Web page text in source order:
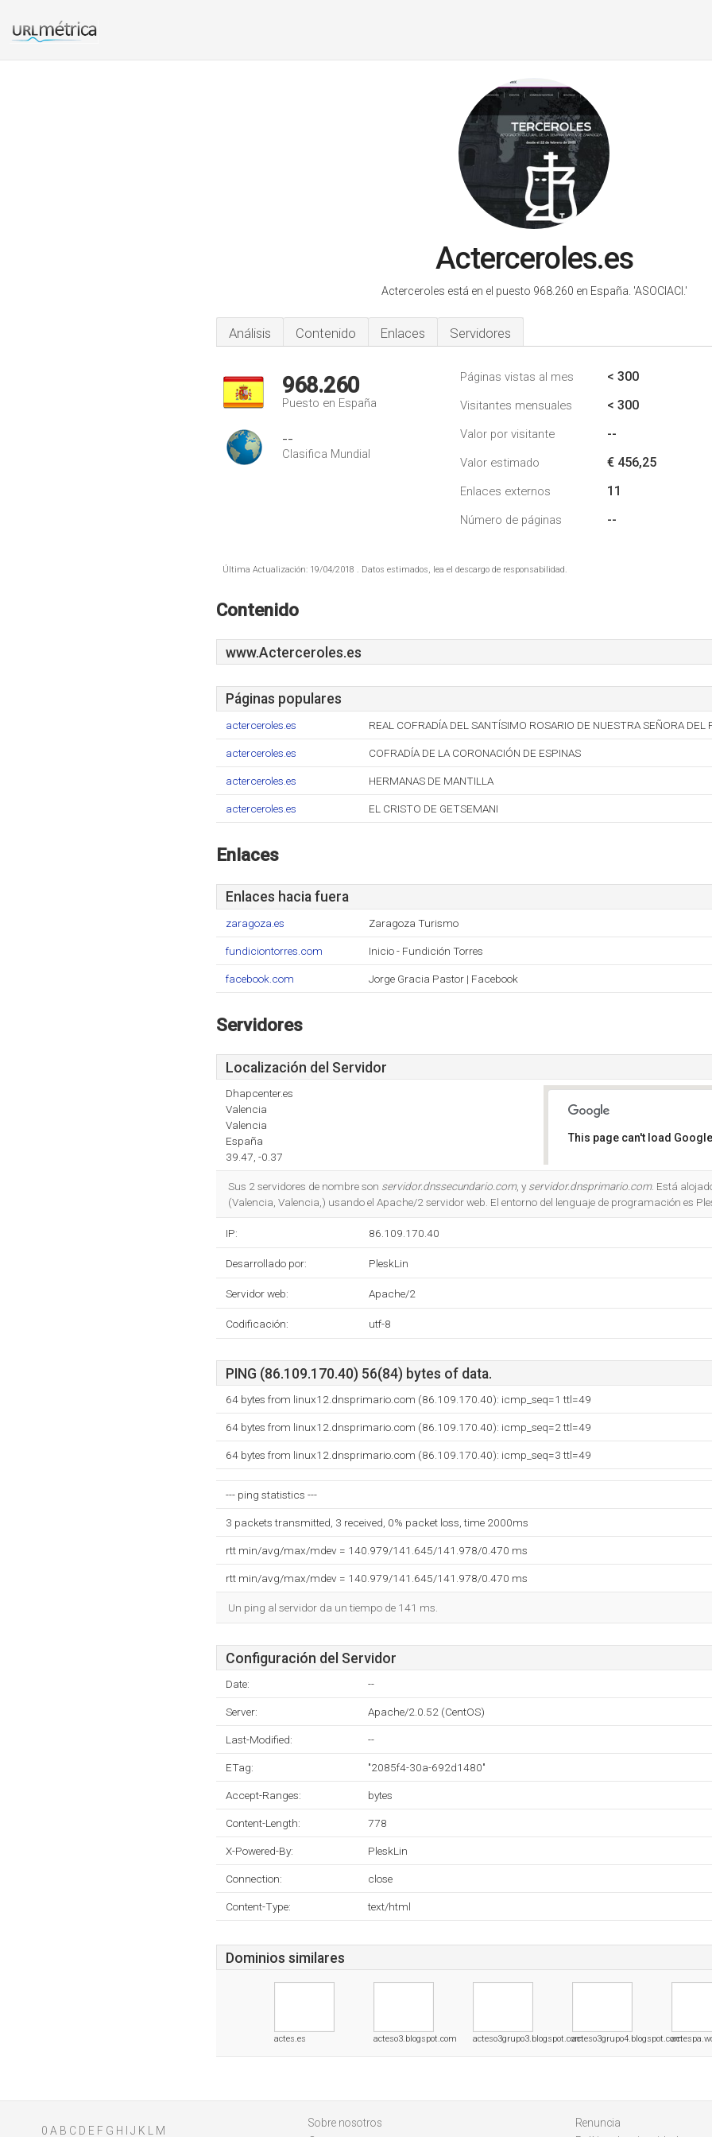
Acterceroles.es
Acterceroles está en el puesto 968.260 en España. 'ASOCIACI.'
Análisis Contenido Enlaces Servidores
968.260
Puesto en España
--
Clasifica Mundial
Páginas vistas al mes < 300
Visitantes mensuales < 300
Valor por visitante --
Valor estimado € 456,25
Enlaces externos 11
Número de páginas --
Última Actualización: 19/04/2018 . Datos estimados, lea el descargo de responsabilidad.
Contenido
www.Acterceroles.es
Páginas populares
acterceroles.es REAL COFRADÍA DEL SANTÍSIMO ROSARIO DE NUESTRA SEÑORA DEL
acterceroles.es COFRADÍA DE LA CORONACIÓN DE ESPINAS
acterceroles.es HERMANAS DE MANTILLA
acterceroles.es EL CRISTO DE GETSEMANI
Enlaces
Enlaces hacia fuera
zaragoza.es Zaragoza Turismo
fundiciontorres.com Inicio - Fundición Torres
facebook.com Jorge Gracia Pastor | Facebook
Servidores
Localización del Servidor
Dhapcenter.es
Valencia
Valencia
España
39.47, -0.37
This page can't load
Sus 2 servidores de nombre son servidor.dnssecundario.com, y servidor.dnsprimario.com. Está
(Valencia, Valencia,) usando el Apache/2 servidor web. El entorno del lenguaje de programación es
IP: 86.109.170.40
Desarrollado por: PleskLin
Servidor web: Apache/2
Codificación: utf-8
PING (86.109.170.40) 56(84) bytes of data.
64 bytes from linux12.dnsprimario.com (86.109.170.40): icmp_seq=1 ttl=49
64 bytes from linux12.dnsprimario.com (86.109.170.40): icmp_seq=2 ttl=49
64 bytes from linux12.dnsprimario.com (86.109.170.40): icmp_seq=3 ttl=49
--- ping statistics ---
3 packets transmitted, 3 received, 0% packet loss, time 2000ms
rtt min/avg/max/mdev = 140.979/141.645/141.978/0.470 ms
rtt min/avg/max/mdev = 140.979/141.645/141.978/0.470 ms
Un ping al servidor da un tiempo de 141 ms.
Configuración del Servidor
Date: --
Server: Apache/2.0.52 (CentOS)
Last-Modified: --
ETag: "2085f4-30a-692d1480"
Accept-Ranges: bytes
Content-Length: 778
X-Powered-By: PleskLin
Connection: close
Content-Type: text/html
Dominios similares
actes.es acteso3.blogspot.com acteso3grupo3.blogspot.comacteso3grupo4.blogspot.com
0 A B C D E F G H J K M
Sobre nosotros
Renuncia